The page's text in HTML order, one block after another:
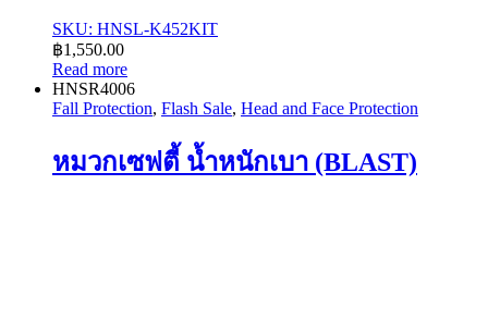
SKU: HNSL-K452KIT
฿1,550.00
Read more
HNSR4006
Fall Protection, Flash Sale, Head and Face Protection
หมวกเซฟตี้ น้ำหนักเบา (BLAST)